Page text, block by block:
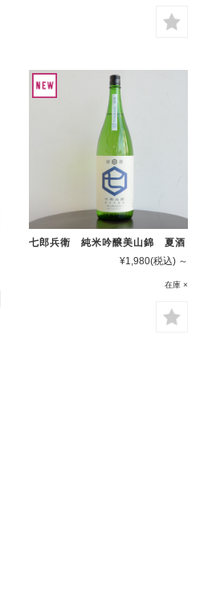
七郎兵衛 純米吟醸美山錦 夏酒
¥1,980(税込) ～
在庫 ×